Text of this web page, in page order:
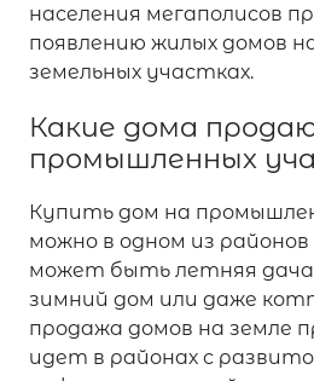
населения мегаполисов
появлению жилых домов
земельных участках.
Какие дома
промышленных
Купить дом на
можно в одном из
может быть летняя
зимний дом или даже
продажа домов на земле
идет в районах с